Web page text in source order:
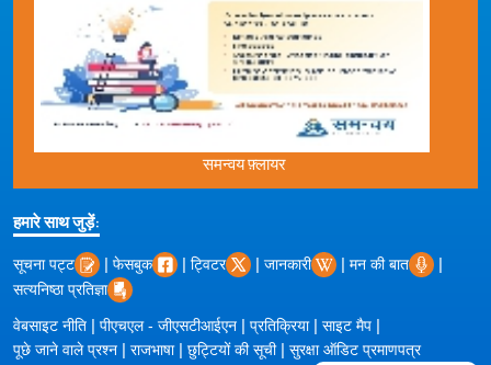
समन्वय फ़्लायर
हमारे साथ जुड़ें:
सूचना पट्ट | फेसबुक | ट्विटर | जानकारी | मन की बात |
सत्यनिष्ठा प्रतिज्ञा
वेबसाइट नीति | पीएचएल - जीएसटीआईएन | प्रतिक्रिया| साइट मैप |
पूछे जाने वाले प्रश्न | राजभाषा| छुट्टियों की सूची| सुरक्षा ऑडिट प्रमाणपत्र